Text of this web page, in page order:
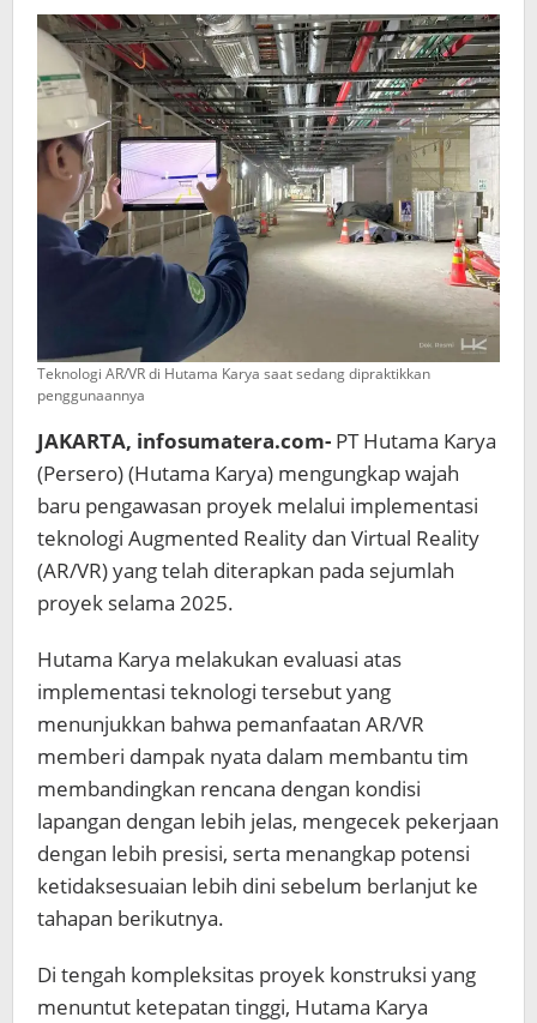
Teknologi AR/VR di Hutama Karya saat sedang dipraktikkan
penggunaannya
JAKARTA, infosumatera.com- PT Hutama Karya
(Persero) (Hutama Karya) mengungkap wajah
baru pengawasan proyek melalui implementasi
teknologi Augmented Reality dan Virtual Reality
(AR/VR) yang telah diterapkan pada sejumlah
proyek selama 2025.
Hutama Karya melakukan evaluasi atas
implementasi teknologi tersebut yang
menunjukkan bahwa pemanfaatan AR/VR
memberi dampak nyata dalam membantu tim
membandingkan rencana dengan kondisi
lapangan dengan lebih jelas, mengecek pekerjaan
dengan lebih presisi, serta menangkap potensi
ketidaksesuaian lebih dini sebelum berlanjut ke
tahapan berikutnya.
Di tengah kompleksitas proyek konstruksi yang
menuntut ketepatan tinggi, Hutama Karya